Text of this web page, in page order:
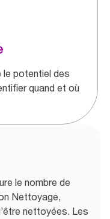
le potentiel des
quand et où
le nombre de
Nettoyage,
nettoyées. Les